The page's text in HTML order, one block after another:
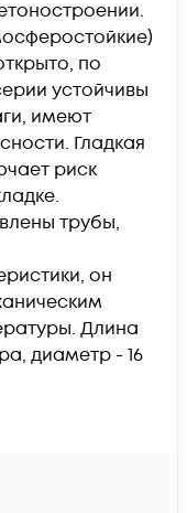
по
устойчивы
имеют
Гладкая
риск
трубы,
он
Длина
диаметр - 16